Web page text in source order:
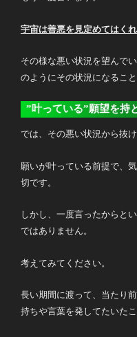
宇宙は善悪を見定めてはくれ
その様な悪い状況を望んで
のようにその状況になるこ
”叶っている”願望を持
では、その悪い状況から抜
願いが叶っている前提で、
切です。
しかし、一度言ったからと
ではありません。
考えてみてください。
長い期間に渡って、当たり
持ちや言葉を発してたいたこ